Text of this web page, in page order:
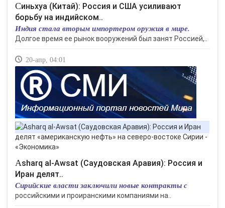
Синьхуа (Китай): Россия и США усиливают
борьбу на индийском..
Индия стала вторым импортером оружия в мире.
Долгое время ее рынок вооружений был занят Россией,..
20-апр, 04:01
Asharq al-Awsat (Саудовская Аравия): Россия и
Иран делят..
Сирийские власти заключили новые контракты с
российскими и проиранскими компаниями на..